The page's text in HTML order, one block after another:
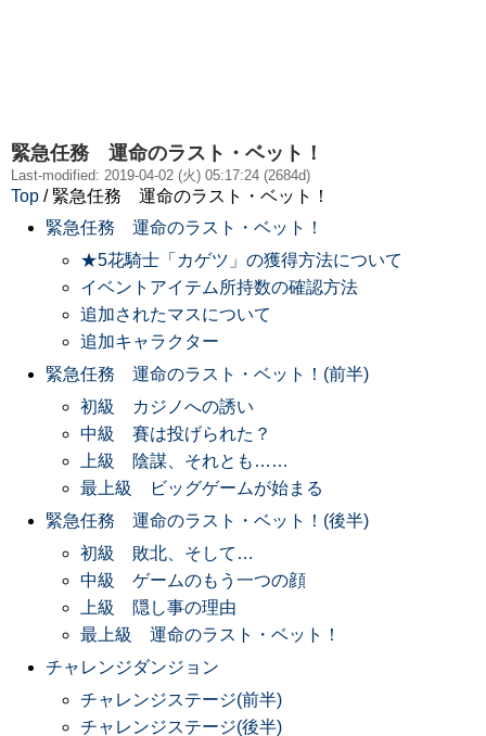
緊急任務 運命のラスト・ベット！
Last-modified: 2019-04-02 (火) 05:17:24 (2684d)
Top / 緊急任務 運命のラスト・ベット！
緊急任務 運命のラスト・ベット！
★5花騎士「カゲツ」の獲得方法について
イベントアイテム所持数の確認方法
追加されたマスについて
追加キャラクター
緊急任務 運命のラスト・ベット！(前半)
初級 カジノへの誘い
中級 賽は投げられた？
上級 陰謀、それとも……
最上級 ビッグゲームが始まる
緊急任務 運命のラスト・ベット！(後半)
初級 敗北、そして…
中級 ゲームのもう一つの顔
上級 隠し事の理由
最上級 運命のラスト・ベット！
チャレンジダンジョン
チャレンジステージ(前半)
チャレンジステージ(後半)